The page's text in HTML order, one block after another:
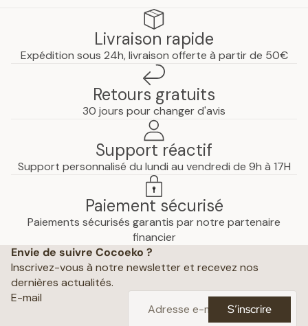
Livraison rapide
Expédition sous 24h, livraison offerte à partir de 50€
Retours gratuits
30 jours pour changer d'avis
Support réactif
Support personnalisé du lundi au vendredi de 9h à 17H
Paiement sécurisé
Paiements sécurisés garantis par notre partenaire
financier
Envie de suivre Cocoeko ?
Inscrivez-vous à notre newsletter et recevez nos
dernières actualités.
E-mail
S’inscrire
Mentions légales
Conditions générales de vente